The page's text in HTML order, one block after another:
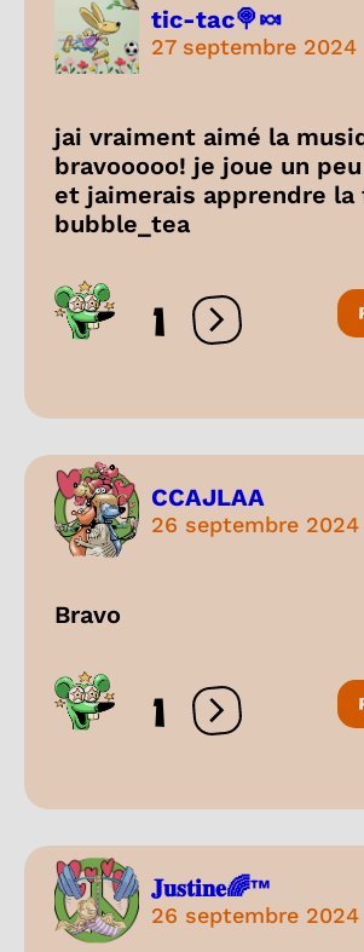
tic-tac🍭🍬
27 septembre 2024
jai vraiment aimé la
bravooooo! je joue un
et jaimerais apprendre
bubble_tea
1 Ouvrir les
CCAJLAA
26 septembre 2024
Bravo
1 Ouvrir les
𝐉𝐮𝐬𝐭𝐢𝐧𝐞🌈™
26 septembre 2024